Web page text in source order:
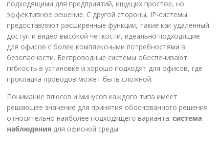
подходящими для предприятий, ищущих простое, но
эффективное решение. С другой стороны, IP-системы
предоставляют расширенные функции, такие как удаленный
доступ и видео высокой четкости, идеально подходящие
для офисов с более комплексными потребностями в
безопасности. Беспроводные системы обеспечивают
гибкость в установке и хорошо подходят для офисов, где
прокладка проводов может быть сложной.
Понимание плюсов и минусов каждого типа имеет
решающее значение для принятия обоснованного решения
относительно наиболее подходящего варианта. система
наблюдения для офисной среды.